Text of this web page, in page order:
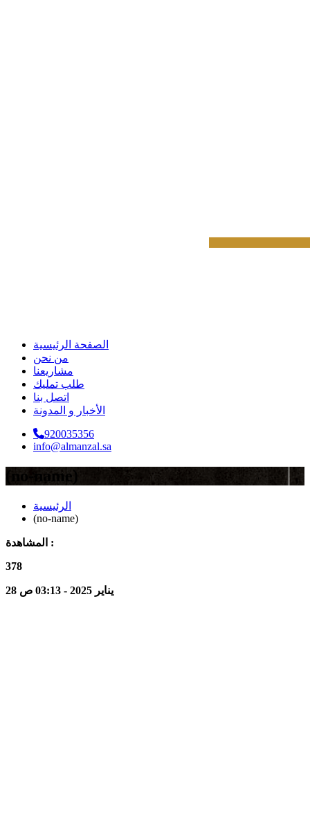
الصفحة الرئيسية
من نحن
مشاريعنا
طلب تمليك
اتصل بنا
الأخبار و المدونة
920035356
info@almanzal.sa
(no-name)
الرئيسية
(no-name)
المشاهدة :
378
28 يناير 2025 - 03:13 ص